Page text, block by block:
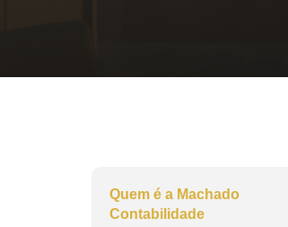
Quem é a Machado
Contabilidade